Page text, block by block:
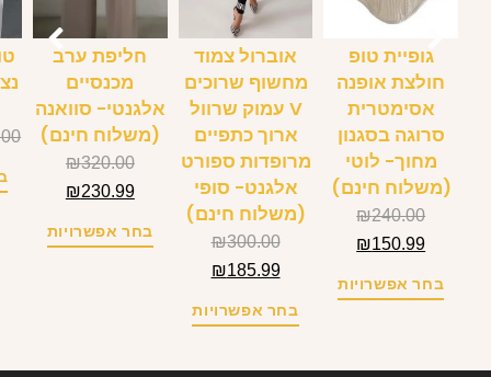
גופיית טופ
חולצת אופנה
אסימטרית
סרוגה בסגנון
מחוך- לוטי
(משלוח חינם)
₪240.00
₪150.99
בחר אפשרויות
אוברול צמוד
מחשוף שרוכים
V עמוק שרוול
ארוך כתפיים
מרופדות ספורט
אלגנט- סופי
(משלוח חינם)
₪300.00
₪185.99
בחר אפשרויות
חליפת ערב
מכנסיים
אלגנטי- סוואנה
(משלוח חינם)
₪320.00
₪230.99
בחר אפשרויות